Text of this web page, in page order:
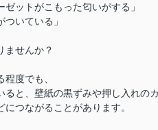
ゼットがこもった匂いがする」
ついている」
ませんか？
度でも、
ると、壁紙の黒ずみや押し入れのカ
につながることがあります。